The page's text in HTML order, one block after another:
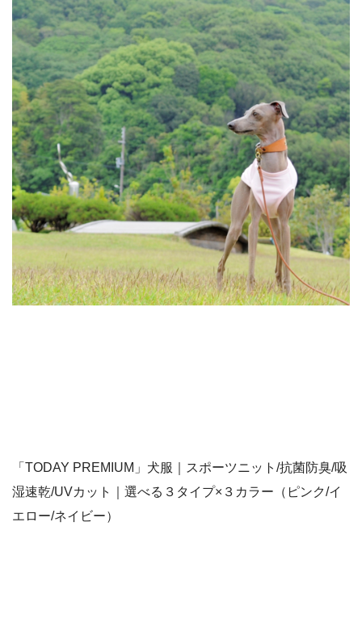
「TODAY PREMIUM」犬服｜スポーツニット/抗菌防臭/吸
湿速乾/UVカット｜選べる３タイプ×３カラー（ピンク/イ
エロー/ネイビー）